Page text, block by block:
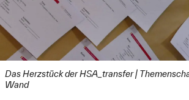
Das Herzstück der HSA_transfer |
Wand